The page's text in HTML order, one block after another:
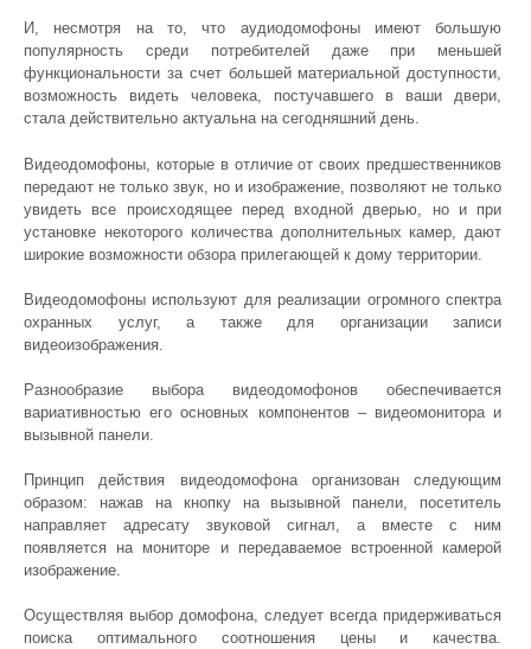
И, несмотря на то, что аудиодомофоны имеют большую
популярность среди потребителей даже при меньшей
функциональности за счет большей материальной доступности,
возможность видеть человека, постучавшего в ваши двери,
стала действительно актуальна на сегодняшний день.
Видеодомофоны, которые в отличие от своих предшественников
передают не только звук, но и изображение, позволяют не только
увидеть все происходящее перед входной дверью, но и при
установке некоторого количества дополнительных камер, дают
широкие возможности обзора прилегающей к дому территории.
Видеодомофоны используют для реализации огромного спектра
охранных услуг, а также для организации записи
видеоизображения.
Разнообразие выбора видеодомофонов обеспечивается
вариативностью его основных компонентов – видеомонитора и
вызывной панели.
Принцип действия видеодомофона организован следующим
образом: нажав на кнопку на вызывной панели, посетитель
направляет адресату звуковой сигнал, а вместе с ним
появляется на мониторе и передаваемое встроенной камерой
изображение.
Осуществляя выбор домофона, следует всегда придерживаться
поиска оптимального соотношения цены и качества.